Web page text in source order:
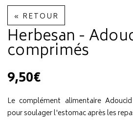
« RETOUR
Herbesan -
comprimés
9,50€
Le complément alimentaire
pour soulager l'estomac après les